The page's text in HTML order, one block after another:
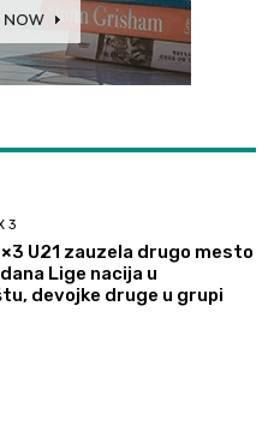
3
U21 zauzela drugo mesto
Lige nacija u
devojke druge u grupi